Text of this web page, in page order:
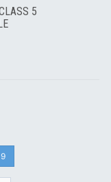
5
9